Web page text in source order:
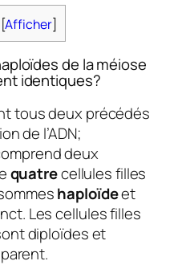
[Afficher]
de la méiose
identiques?
tous deux précédés
de l’ADN;
deux
quatrecellules filles
haploïdeet
Les cellules filles
diploïdes et